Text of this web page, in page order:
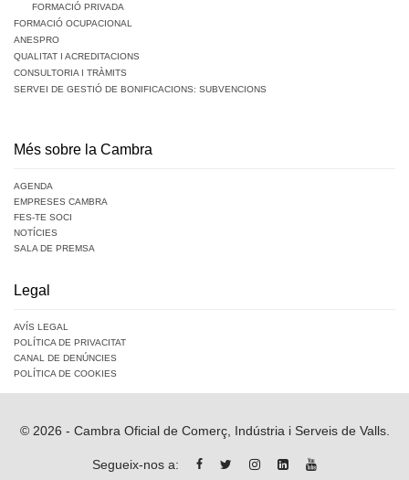
FORMACIÓ PRIVADA
FORMACIÓ OCUPACIONAL
ANESPRO
QUALITAT I ACREDITACIONS
CONSULTORIA I TRÀMITS
SERVEI DE GESTIÓ DE BONIFICACIONS: SUBVENCIONS
Més sobre la Cambra
AGENDA
EMPRESES CAMBRA
FES-TE SOCI
NOTÍCIES
SALA DE PREMSA
Legal
AVÍS LEGAL
POLÍTICA DE PRIVACITAT
CANAL DE DENÚNCIES
POLÍTICA DE COOKIES
© 2026 - Cambra Oficial de Comerç, Indústria i Serveis de Valls.
Segueix-nos a: